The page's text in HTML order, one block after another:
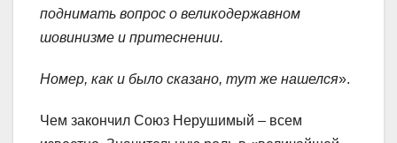
поднимать вопрос о великодержавном
шовинизме и притеснении.
Номер, как и было сказано, тут же нашелся».
Чем закончил Союз Нерушимый – всем